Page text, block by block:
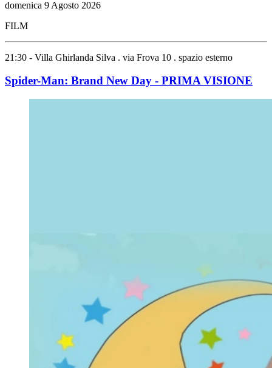
domenica 9 Agosto 2026
FILM
21:30 - Villa Ghirlanda Silva . via Frova 10 . spazio esterno
Spider-Man: Brand New Day - PRIMA VISIONE